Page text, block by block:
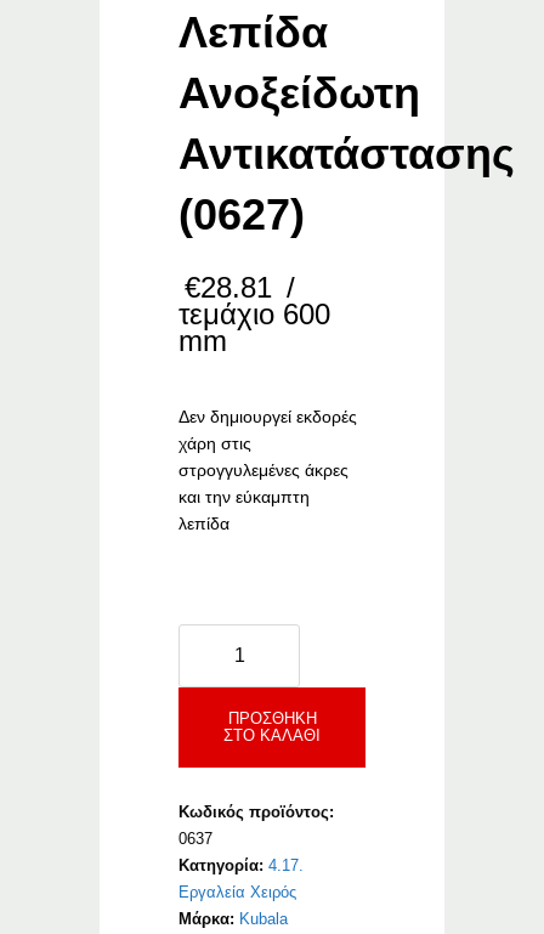
Λεπίδα
Ανοξείδωτη
Αντικατάστασης
(0627)
€28.81 /
τεμάχιο 600
mm
Δεν δημιουργεί εκδορές
χάρη στις
στρογγυλεμένες άκρες
και την εύκαμπτη
λεπίδα
Ανοξείδωτη
Αντικατάστασης
ποσότητα
ΠΡΟΣΘΉΚΗ
ΣΤΟ ΚΑΛΆΘΙ
Κωδικός προϊόντος:
0637
Κατηγορία:4.17.
Εργαλεία Χειρός
Μάρκα: Kubala